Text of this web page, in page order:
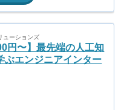
ューションズ
円〜】最先端の人工知
ぶエンジニアインター